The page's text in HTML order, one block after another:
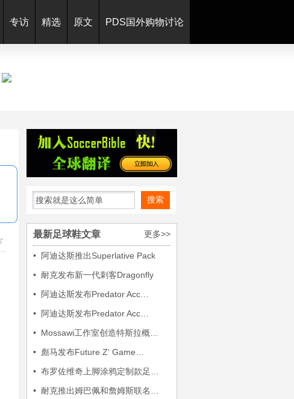
专访 精选 原文 PDS国外购物讨论
搜索
最新足球鞋文章 更多>>
•
阿迪达斯推出Superlative Pack
• 耐克发布新一代刺客Dragonfly
•
阿迪达斯发布Predator Acc…
•
阿迪达斯发布Predator Acc…
• Mossawi工作室创造特斯拉概…
• 彪马发布Future Z‘ Game…
• 布罗佐维奇上脚涂鸦定制款足…
• 耐克推出姆巴佩和詹姆斯联名…